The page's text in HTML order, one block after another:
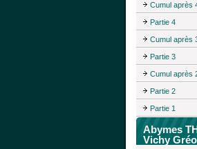
Cumul après
Partie 4
Cumul après
Partie 3
Cumul après
Partie 2
Partie 1
Abymes
Vichy